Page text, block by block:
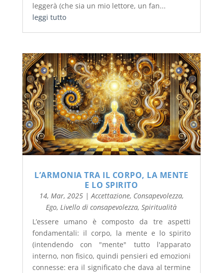
leggerà (che sia un mio lettore, un fan...
leggi tutto
L’ARMONIA TRA IL CORPO, LA MENTE
E LO SPIRITO
14, Mar, 2025|Accettazione, Consapevolezza,
Ego,Livello di consapevolezza,Spiritualità
L’essere umano è composto da tre aspetti
fondamentali: il corpo, la mente e lo spirito
(intendendo con "mente" tutto l'apparato
interno, non fisico, quindi pensieri ed emozioni
connesse: era il significato che dava al termine